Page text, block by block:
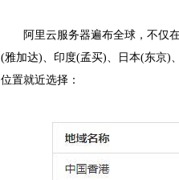
阿里云服务器遍布全球，不仅
(雅加达)、印度(孟买)、日本(东京)
位置就近选择：